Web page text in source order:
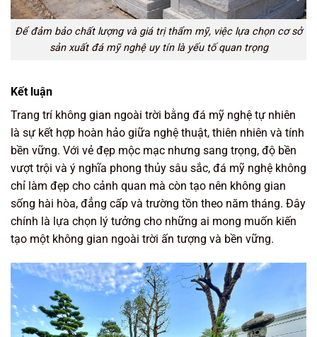
Để đảm bảo chất lượng và giá trị thẩm mỹ, việc lựa chọn cơ sở
sản xuất đá mỹ nghệ uy tín là yếu tố quan trọng
Kết luận
Trang trí không gian ngoài trời bằng đá mỹ nghệ tự nhiên
là sự kết hợp hoàn hảo giữa nghệ thuật, thiên nhiên và tính
bền vững. Với vẻ đẹp mộc mạc nhưng sang trọng, độ bền
vượt trội và ý nghĩa phong thủy sâu sắc, đá mỹ nghệ không
chỉ làm đẹp cho cảnh quan mà còn tạo nên không gian
sống hài hòa, đẳng cấp và trường tồn theo năm tháng. Đây
chính là lựa chọn lý tưởng cho những ai mong muốn kiến
tạo một không gian ngoài trời ấn tượng và bền vững.